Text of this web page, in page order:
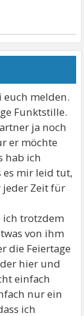
euch melden.
Funktstille.
ja noch
er möchte
hab ich
es mir leid tut,
jeder Zeit für
ich trotzdem
von ihm
die Feiertage
hier und
einfach
nur ein
ich